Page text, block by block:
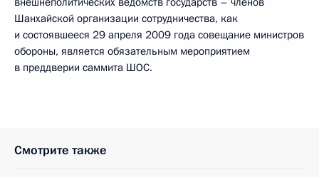
Шанхайской организации сотрудничества, как
и состоявшееся 29 апреля 2009 года совещание министров
обороны, является обязательным мероприятием
в преддверии саммита ШОС.
Смотрите также